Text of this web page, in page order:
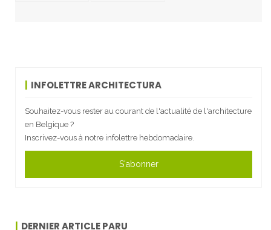
INFOLETTRE ARCHITECTURA
Souhaitez-vous rester au courant de l'actualité de l'architecture
en Belgique ?
Inscrivez-vous à notre infolettre hebdomadaire.
S'abonner
DERNIER ARTICLE PARU